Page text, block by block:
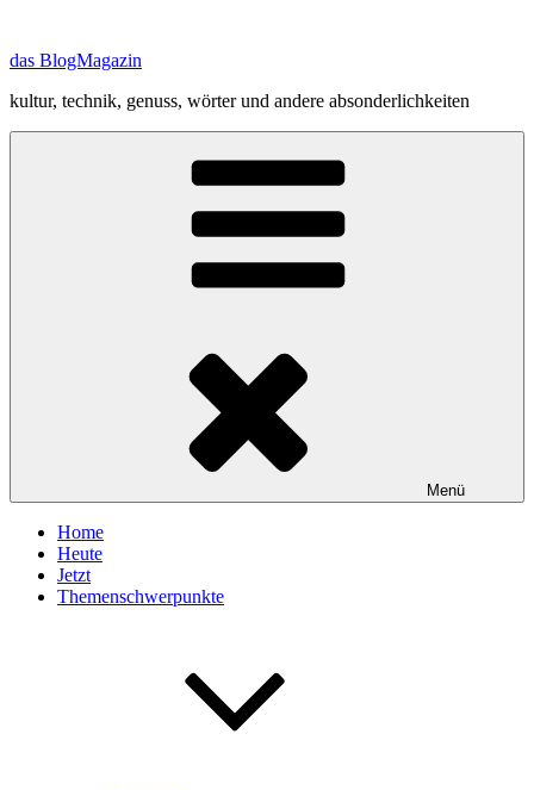
springen
das BlogMagazin
kultur, technik, genuss, wörter und andere absonderlichkeiten
Menü
Home
Heute
Jetzt
Themenschwerpunkte